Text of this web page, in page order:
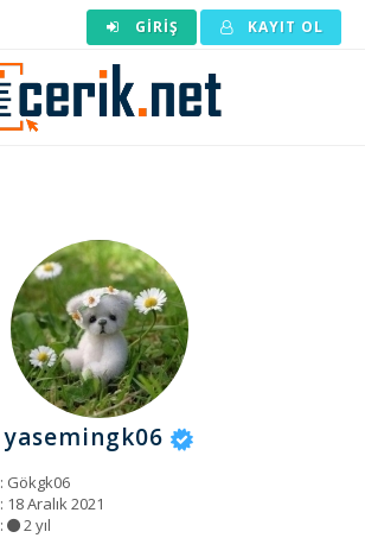
GIRIŞ KAYIT OL
yasemingk06
: Gökgk06
: 18 Aralık 2021
: 2 yıl